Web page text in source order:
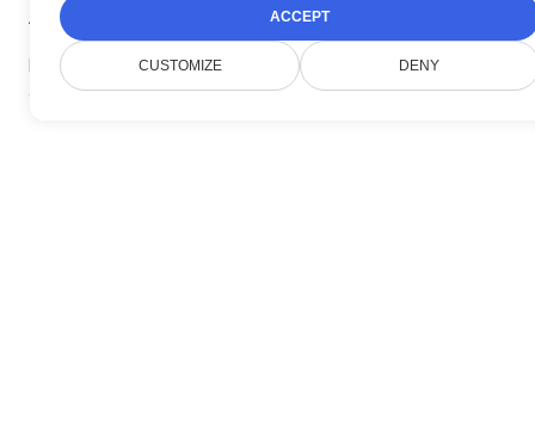
À propos de nous
Doconut simplifie la gestion des documents
avec des SDK .NET modernes.
ACCEPT
CUSTOMIZE DENY